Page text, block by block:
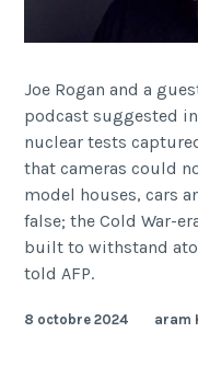
Joe Rogan and a
podcast suggested
nuclear tests
that cameras could
model houses, cars
false; the Cold War-
built to withstand
told AFP.
8 octobre 2024 aram